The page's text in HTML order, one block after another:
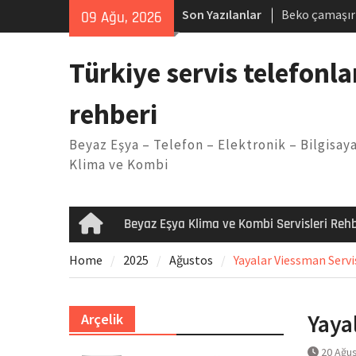
09 Ağu, 2026 Son Yazılanlar
Beko
Demirdöküm
Arızası
Türkiye servis
rehberi
Beyaz Eşya – Telefon – Elektronik –
Klima ve Kombi
HomeBeyaz Eşya Klima ve Kombi Servisleri
Home 2025 Ağustos Yayalar Viessman
20
Arçelik